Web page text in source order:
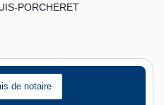
PORCHERET
de notaire